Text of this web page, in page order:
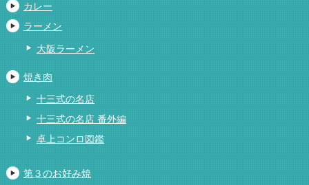
カレー
ラーメン
大阪ラーメン
焼き肉
十三式の名店
十三式の名店 番外編
卓上コンロ図鑑
第３のお好み焼